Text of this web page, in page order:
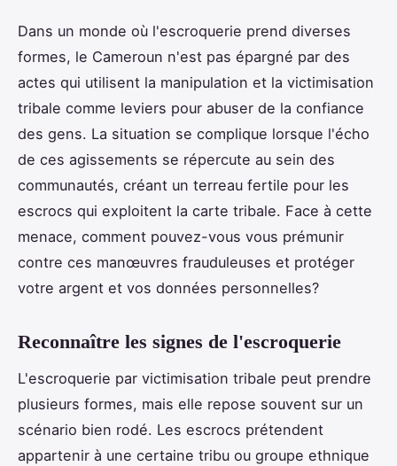
Dans un monde où l'escroquerie prend diverses
formes, le Cameroun n'est pas épargné par des
actes qui utilisent la manipulation et la victimisation
tribale comme leviers pour abuser de la confiance
des gens. La situation se complique lorsque l'écho
de ces agissements se répercute au sein des
communautés, créant un terreau fertile pour les
escrocs qui exploitent la carte tribale. Face à cette
menace, comment pouvez-vous vous prémunir
contre ces manœuvres frauduleuses et protéger
votre argent et vos données personnelles?
Reconnaître les signes de l'escroquerie
L'escroquerie par victimisation tribale peut prendre
plusieurs formes, mais elle repose souvent sur un
scénario bien rodé. Les escrocs prétendent
appartenir à une certaine tribu ou groupe ethnique